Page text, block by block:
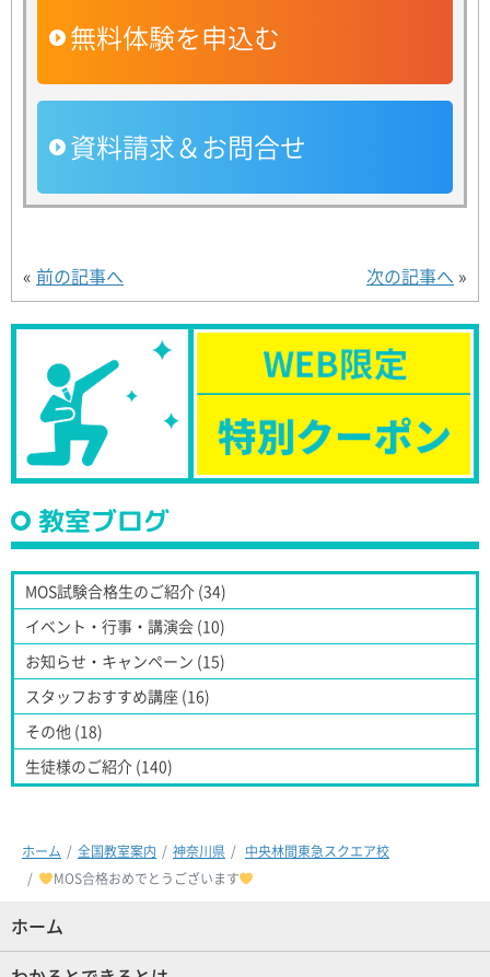
無料体験を申込む
資料請求＆お問合せ
« 前の記事へ 次の記事へ »
教室ブログ
MOS試験合格生のご紹介 (34)
イベント・行事・講演会 (10)
お知らせ・キャンペーン (15)
スタッフおすすめ講座 (16)
その他 (18)
生徒様のご紹介 (140)
ホーム 全国教室案内 神奈川県
中央林間東急スクエア校
MOS合格おめでとうございます
ホーム